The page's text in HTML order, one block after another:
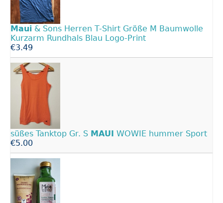
Maui & Sons Herren T-Shirt Größe M Baumwolle
Kurzarm Rundhals Blau Logo-Print
€3.49
süßes Tanktop Gr. S MAUI
WOWIE hummer Sport
€5.00